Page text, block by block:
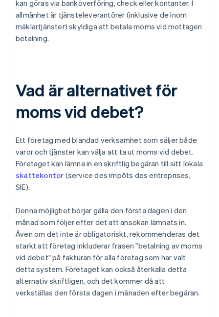
kan göras via banköverföring, check eller kontanter. I
allmänhet är tjänsteleverantörer (inklusive de inom
mäklartjänster) skyldiga att betala moms vid mottagen
betalning.
Vad är alternativet för
moms vid debet?
Ett företag med blandad verksamhet som säljer både
varor och tjänster kan välja att ta ut moms vid debet.
Företaget kan lämna in en skriftlig begäran till sitt lokala
skattekontor (service des impôts des entreprises,
SIE).
Denna möjlighet börjar gälla den första dagen i den
månad som följer efter det att ansökan lämnats in.
Även om det inte är obligatoriskt, rekommenderas det
starkt att företag inkluderar frasen "betalning av moms
vid debet" på fakturan för alla företag som har valt
detta system. Företaget kan också återkalla detta
alternativ skriftligen, och det kommer då att
verkställas den första dagen i månaden efter begäran.